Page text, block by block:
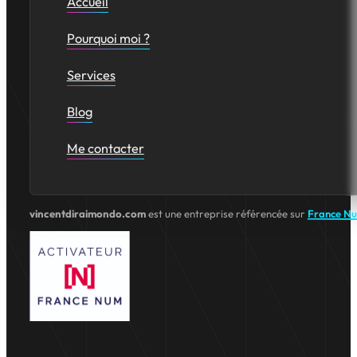
Pourquoi moi ?
Services
Blog
Me contacter
vincentdiraimondo.comest une entreprise référencée sur France